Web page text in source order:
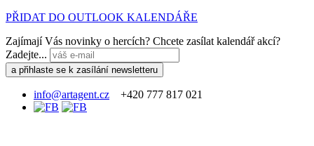
PŘIDAT DO OUTLOOK KALENDÁŘE
Zajímají Vás novinky o hercích? Chcete zasílat kalendář akcí?
Zadejte...
info@artagent.cz +420 777 817 021